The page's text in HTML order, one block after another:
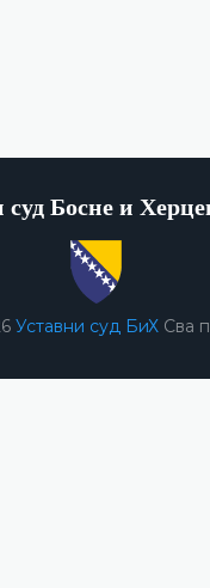
суд Босне и
Уставни суд БиХ Сва